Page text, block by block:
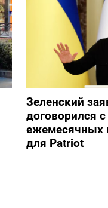
Зеленский
договорился
ежемесячных
для Patriot